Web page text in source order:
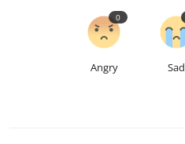
Angry
0
Sad